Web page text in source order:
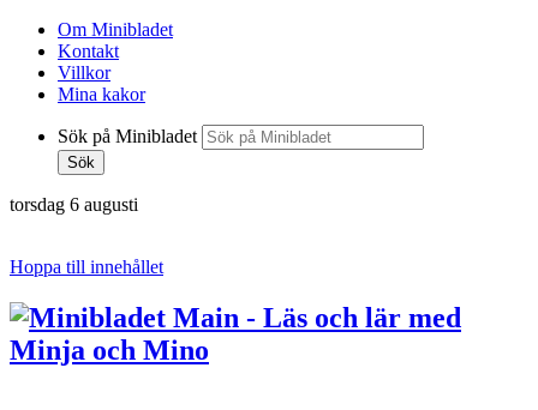
Om Minibladet
Kontakt
Villkor
Mina kakor
Sök på Minibladet
Sök
torsdag 6 augusti
Hoppa till innehållet